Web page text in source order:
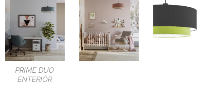
PRIME DUO
ENTERIÖR